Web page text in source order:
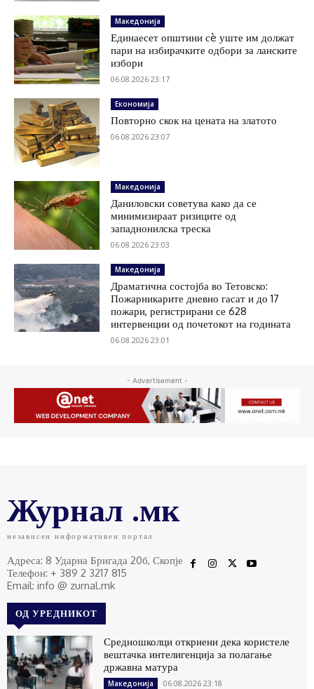
Македонија
Единаесет општини сè уште им должат
пари на избирачките одбори за ланските
избори
06.08.2026 23:17
Економија
Повторно скок на цената на златото
06.08.2026 23:07
Македонија
Даниловски советува како да се
минимизираат ризиците од
западнонилска треска
06.08.2026 23:03
Македонија
Драматична состојба во Тетовско:
Пожарникарите дневно гасат и до 17
пожари, регистрирани се 628
интервенции од почетокот на годината
06.08.2026 23:01
- Advertisement -
Журнал .мк
независен информативен портал
Адреса: 8 Ударна Бригада 20б, Скопје
Телефон: + 389 2 3217 815
Email: info @ zurnal.mk
ОД УРЕДНИКОТ
Средношколци откриени дека користеле
вештачка интелигенција за полагање
државна матура
Македонија 06.08.2026 23:18